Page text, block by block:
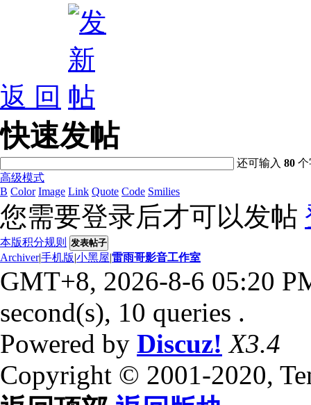
返 回
快速发帖
还可输入80 个
高级模式
B Color Image Link Quote Code Smilies
您需要登录后才可以发帖
本版积分规则 发表帖子
Archiver|手机版|小黑屋|雷雨哥影音工作室
GMT+8, 2026-8-6 05:20
second(s), 10 queries .
Powered by Discuz! X3.4
Copyright © 2001-2020,